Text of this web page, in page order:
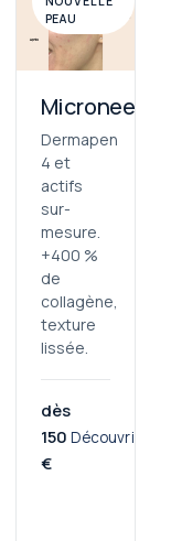
PEAU
Dermapen
4 et
actifs
sur-
mesure.
+400 %
de
collagène,
texture
lissée.
dès
150
€
Découvrir